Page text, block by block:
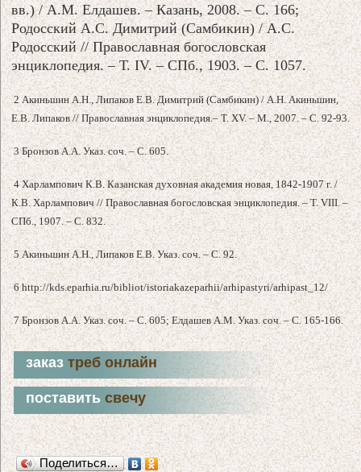
вв.) / А.М. Елдашев. – Казань, 2008. – С. 166;
Родосский А.С. Димитрий (Самбикин) / А.С.
Родосский // Православная богословская
энциклопедия. – Т. IV. – СПб., 1903. – С. 1057.
2 Акиньшин А.Н., Липаков Е.В. Димитрий (Самбикин) / А.Н. Акиньшин,
Е.В. Липаков // Православная энциклопедия.– Т. XV. – М., 2007. – С. 92-93.
3 Бронзов А.А. Указ. соч. – С. 605.
4 Харлампович К.В. Казанская духовная академия новая, 1842-1907 г. /
К.В. Харлампович // Православная богословская энциклопедия. – Т. VIII. –
СПб., 1907. – С. 832.
5 Акиньшин А.Н., Липаков Е.В. Указ. соч. – С. 92.
6 http://kds.eparhia.ru/bibliot/istoriakazeparhii/arhipastyri/arhipast_12/
7 Бронзов А.А. Указ. соч. – С. 605; Елдашев А.М. Указ. соч. – С. 165-166.
заказтреб онлайн
поставитьсвечу
Поделиться…